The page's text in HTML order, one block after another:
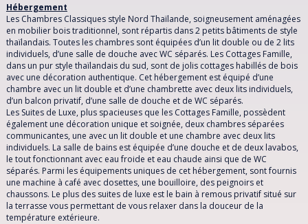
RÉPUBLIQUE DOMINICAINE
RÉPUBLIQUE TCHÈQUE
RHODES
SARDAIGNE
SÉNÉGAL
SRI LANKA
Hébergement
Les Chambres Classiques style Nord Thaïlande, soigneusement aménagées
en mobilier bois traditionnel, sont répartis dans 2 petits bâtiments de style
thaïlandais. Toutes les chambres sont équipées d’un lit double ou de 2 lits
individuels, d’une salle de douche avec WC séparés. Les Cottages Famille,
dans un pur style thaïlandais du sud, sont de jolis cottages habillés de bois
avec une décoration authentique. Cet hébergement est équipé d’une
chambre avec un lit double et d’une chambrette avec deux lits individuels,
d’un balcon privatif, d’une salle de douche et de WC séparés.
Les Suites de Luxe, plus spacieuses que les Cottages Famille, possèdent
également une décoration unique et soignée, deux chambres séparées
communicantes, une avec un lit double et une chambre avec deux lits
individuels. La salle de bains est équipée d’une douche et de deux lavabos,
le tout fonctionnant avec eau froide et eau chaude ainsi que de WC
séparés. Parmi les équipements uniques de cet hébergement, sont fournis
une machine à café avec dosettes, une bouilloire, des peignoirs et
chaussons. Le plus des suites de luxe est le bain à remous privatif situé sur
la terrasse vous permettant de vous relaxer dans la douceur de la
température extérieure.